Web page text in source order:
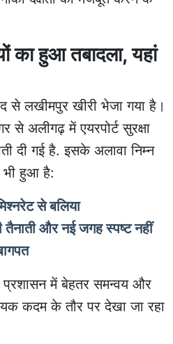
का हुआ तबादला, यहां
से लखीमपुर खीरी भेजा गया है।
से अलीगढ़ में एयरपोर्ट सुरक्षा
दी गई है. इसके अलावा निम्न
भी हुआ है:
से बलिया
और नई जगह स्पष्ट नहीं
प्रशासन में बेहतर समन्वय और
कदम के तौर पर देखा जा रहा